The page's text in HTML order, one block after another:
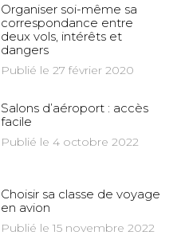
Organiser soi-même sa
correspondance entre
deux vols, intérêts et
dangers
Publié le 27 février 2020
Salons d’aéroport : accès
facile
Publié le 4 octobre 2022
Choisir sa classe de voyage
en avion
Publié le 15 novembre 2022